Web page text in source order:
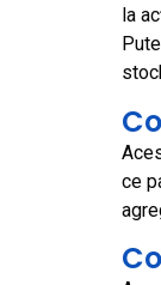
la
ce